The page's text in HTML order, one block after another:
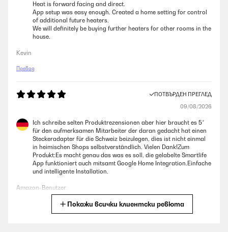
Heat is forward facing and direct.
App setup was easy enough. Created a home setting for control
of additional future heaters.
We will definitely be buying further heaters for other rooms in the
house.
Kevin
Превод
ПОТВЪРДЕН ПРЕГЛЕД
09/08/2026
Ich schreibe selten Produktrezensionen aber hier braucht es 5*
für den aufmerksamen Mitarbeiter der daran gedacht hat einen
Steckeradapter für die Schweiz beizulegen, dies ist nicht einmal
in heimischen Shops selbstverständlich. Vielen Dank!Zum
Produkt:Es macht genau das was es soll, die gelabelte Smartlife
App funktioniert auch mitsamt Google Home Integration.Einfache
und intelligente Installation.
Amazon-Benutzer
Покажи всички клиентски ревюта